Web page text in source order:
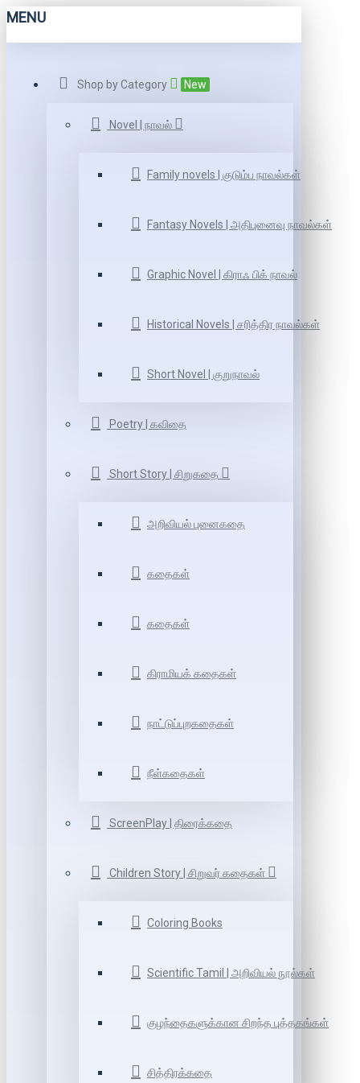
MENU
Shop by Category New
Novel | நாவல்
Family novels | குடும்ப நாவல்கள்
Fantasy Novels | அதிபுனைவு நாவல்கள்
Graphic Novel | கிராஃ பிக் நாவல்
Historical Novels | சரித்திர நாவல்கள்
Short Novel | குறுநாவல்
Poetry | கவிதை
Short Story | சிறுகதை
அறிவியல் புனைகதை
கதைகள்
கதைகள்
கிராமியக் கதைகள்
நாட்டுப்புறகதைகள்
நீள்கதைகள்
ScreenPlay | திரைக்கதை
Children Story | சிறுவர் கதைகள்
Coloring Books
Scientific Tamil | அறிவியல் நூல்கள்
குழந்தைகளுக்கான சிறந்த புத்தகங்கள்
சித்திரக்கதை